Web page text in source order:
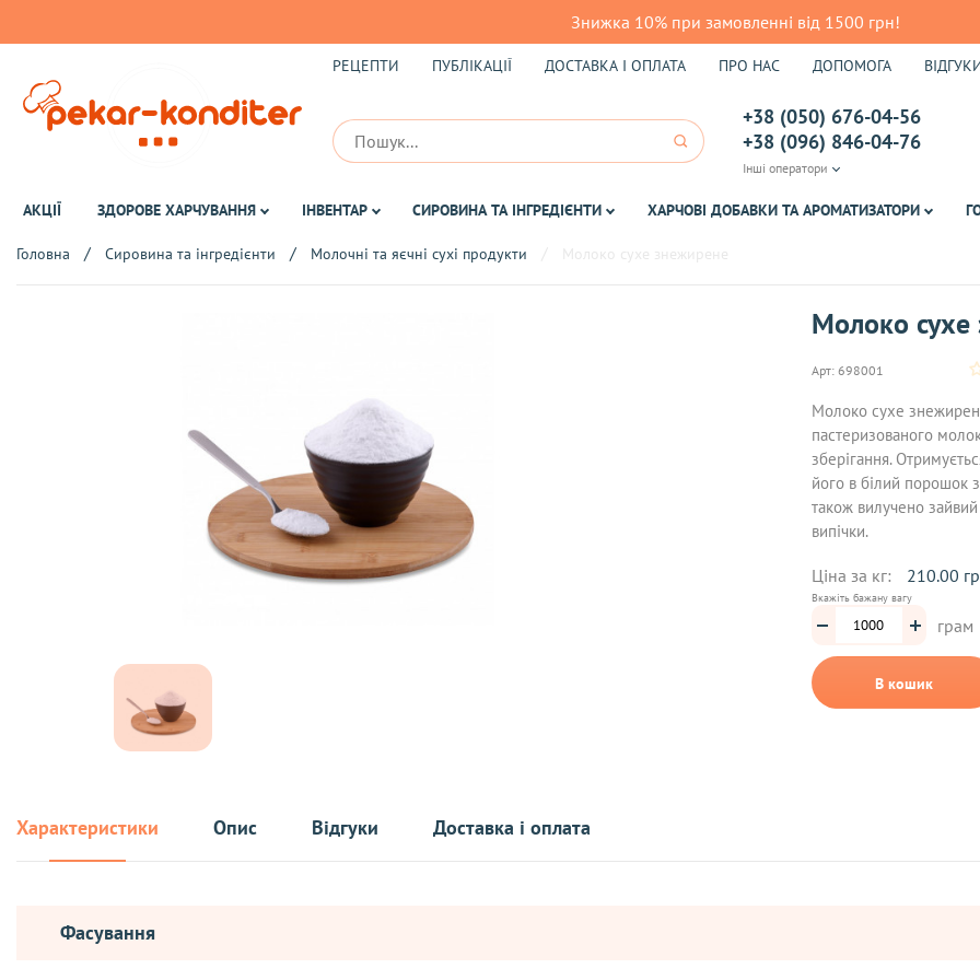
Знижка 10% при замовленні від 1500 грн!
РЕЦЕПТИ ПУБЛІКАЦІЇ ДОСТАВКА І ОПЛАТА ПРО НАС ДОПОМОГА
+38 (050) 676-04-56
+38 (096) 846-04-76
Інші оператори
АКЦІЇ ЗДОРОВЕ ХАРЧУВАННЯ ІНВЕНТАР СИРОВИНА ТА ІНГРЕДІЄНТИ ХАРЧОВІ ДОБАВКИ ТА АРОМАТИЗАТОРИ
Головна Сировина та інгредієнти Молочні та яєчні сухі продукти
Молоко
Арт: 698001
Молоко сухе
пастеризованого
зберігання.
його в білий порошок
також вилучено
випічки.
Ціна за кг: 210.00
Вкажіть бажану вагу
грам
В кошик
Характеристики Опис Відгуки Доставка і оплата
Фасування